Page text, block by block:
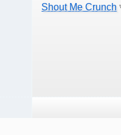
Shout Me Crunch